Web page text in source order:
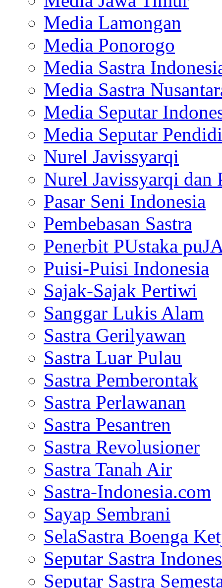
Media Lamongan
Media Ponorogo
Media Sastra
Media Sastra
Media Seputar
Media Seputar
Nurel Javissyarqi
Nurel Javissyarqi dan
Pasar Seni Indonesia
Pembebasan Sastra
Penerbit PUstaka
Puisi-Puisi Indonesia
Sajak-Sajak Pertiwi
Sanggar Lukis Alam
Sastra Gerilyawan
Sastra Luar Pulau
Sastra Pemberontak
Sastra Perlawanan
Sastra Pesantren
Sastra Revolusioner
Sastra Tanah Air
Sastra-Indonesia.com
Sayap Sembrani
SelaSastra Boenga
Seputar Sastra
Seputar Sastra